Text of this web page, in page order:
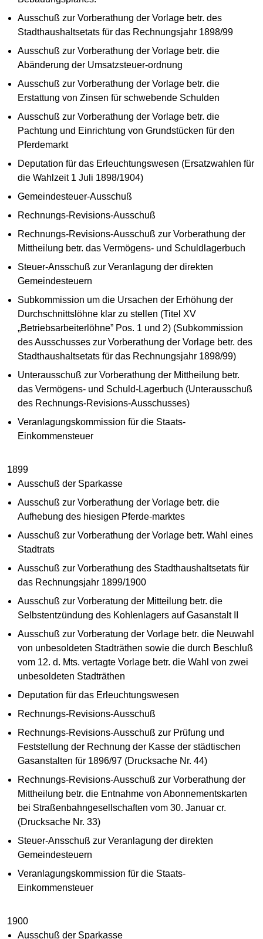
Ausschuß zur Vorberathung der Vorlage betr. des
Stadthaushaltsetats für das Rechnungsjahr 1898/99
Ausschuß zur Vorberathung der Vorlage betr. die
Abänderung der Umsatzsteuer-ordnung
Ausschuß zur Vorberathung der Vorlage betr. die
Erstattung von Zinsen für schwebende Schulden
Ausschuß zur Vorberathung der Vorlage betr. die
Pachtung und Einrichtung von Grundstücken für den
Pferdemarkt
Deputation für das Erleuchtungswesen (Ersatzwahlen für
die Wahlzeit 1 Juli 1898/1904)
Gemeindesteuer-Ausschuß
Rechnungs-Revisions-Ausschuß
Rechnungs-Revisions-Ausschuß zur Vorberathung der
Mittheilung betr. das Vermögens- und Schuldlagerbuch
Steuer-Ansschuß zur Veranlagung der direkten
Gemeindesteuern
Subkommission um die Ursachen der Erhöhung der
Durchschnittslöhne klar zu stellen (Titel XV
„Betriebsarbeiterlöhne” Pos. 1 und 2) (Subkommission
des Ausschusses zur Vorberathung der Vorlage betr. des
Stadthaushaltsetats für das Rechnungsjahr 1898/99)
Unterausschuß zur Vorberathung der Mittheilung betr.
das Vermögens- und Schuld-Lagerbuch (Unterausschuß
des Rechnungs-Revisions-Ausschusses)
Veranlagungskommission für die Staats-
Einkommensteuer
1899
Ausschuß der Sparkasse
Ausschuß zur Vorberathung der Vorlage betr. die
Aufhebung des hiesigen Pferde-marktes
Ausschuß zur Vorberathung der Vorlage betr. Wahl eines
Stadtrats
Ausschuß zur Vorberathung des Stadthaushaltsetats für
das Rechnungsjahr 1899/1900
Ausschuß zur Vorberatung der Mitteilung betr. die
Selbstentzündung des Kohlenlagers auf Gasanstalt II
Ausschuß zur Vorberatung der Vorlage betr. die Neuwahl
von unbesoldeten Stadträthen sowie die durch Beschluß
vom 12. d. Mts. vertagte Vorlage betr. die Wahl von zwei
unbesoldeten Stadträthen
Deputation für das Erleuchtungswesen
Rechnungs-Revisions-Ausschuß
Rechnungs-Revisions-Ausschuß zur Prüfung und
Feststellung der Rechnung der Kasse der städtischen
Gasanstalten für 1896/97 (Drucksache Nr. 44)
Rechnungs-Revisions-Ausschuß zur Vorberathung der
Mittheilung betr. die Entnahme von Abonnementskarten
bei Straßenbahngesellschaften vom 30. Januar cr.
(Drucksache Nr. 33)
Steuer-Ansschuß zur Veranlagung der direkten
Gemeindesteuern
Veranlagungskommission für die Staats-
Einkommensteuer
1900
Ausschuß der Sparkasse